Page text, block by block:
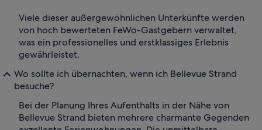
Viele dieser außergewöhnlichen Unterkünfte werden
von hoch bewerteten FeWo-Gastgebern verwaltet,
was ein professionelles und erstklassiges Erlebnis
gewährleistet.
Wo sollte ich übernachten, wenn ich Bellevue Strand
besuche?
Bei der Planung Ihres Aufenthalts in der Nähe von
Bellevue Strand bieten mehrere charmante Gegenden